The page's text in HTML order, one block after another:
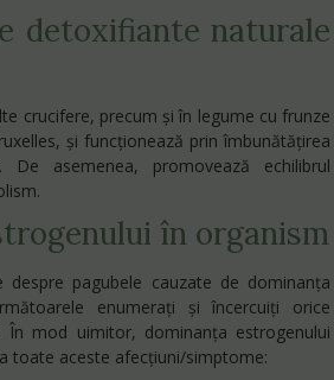
detoxifiante naturale
crucifere, precum și în legume cu frunze
și funcționează prin îmbunătățirea
De asemenea, promovează echilibrul
în organism
pagubele cauzate de dominanța
enumerați și încercuiți orice
mod uimitor, dominanța estrogenului
toate aceste afecțiuni/simptome: